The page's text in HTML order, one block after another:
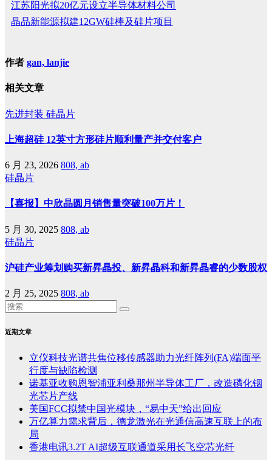
江苏阳光拟20亿元设立半导体材料公司
晶品新能源拟建12GW硅棒及硅片项目
作者 gan, lanjie
相关文章
先进封装 硅晶片
上海超硅 12英寸方形硅片顺利量产并交付客户
6 月 23, 2026 808, ab
硅晶片
【喜报】中欣晶圆月销售量突破100万片！
5 月 30, 2025 808, ab
硅晶片
沪硅产业筹划购买新昇晶投、新昇晶科和新昇晶睿的少数股权
2 月 25, 2025 808, ab
近期文章
立仪科技光谱共焦位移传感器助力光纤阵列(FA)端面平
行度与缺陷检测
诺基亚收购恩智浦亚利桑那州半导体工厂，改造磷化铟
光芯片产线
美国FCC拟禁中国光模块，“易中天”给出回应
万亿算力需求背后，德龙激光在光通信高速互联上的布
局
香港电讯3.2T AI超级互联通道采用长飞空芯光纤